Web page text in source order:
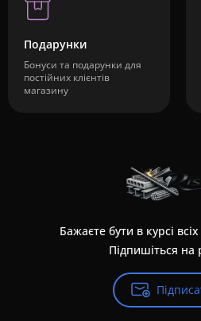
Подарунки
Бонуси та подарунки для
постійних клієнтів
магазину
Бажаєте бути в курсі
Підпишіться на